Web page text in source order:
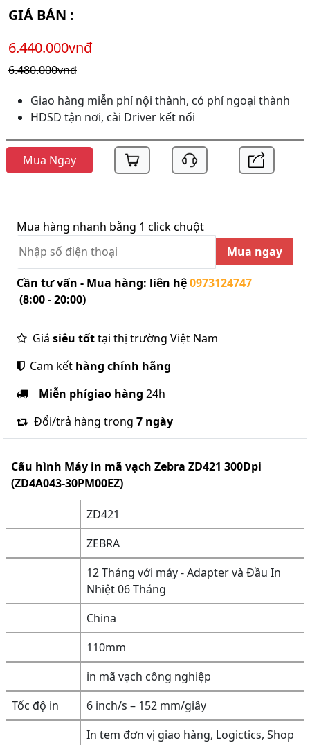
GIÁ BÁN :
6.440.000vnđ
6.480.000vnđ
Giao hàng miễn phí nội thành, có phí ngoại thành
HDSD tận nơi, cài Driver kết nối
Mua Ngay
Mua hàng nhanh bằng 1 click chuột
Mua ngay
Cần tư vấn - Mua hàng: liên hệ0973124747
(8:00 - 20:00)
Giá siêu tốttại thị trường Việt Nam
Cam kết hàng chính hãng
Miễn phígiao hàng 24h
Đổi/trả hàng trong 7 ngày
Cấu hình Máy in mã vạch Zebra ZD421 300Dpi
(ZD4A043-30PM00EZ)
ZD421
ZEBRA
12 Tháng với máy - Adapter và Đầu In
Nhiệt 06 Tháng
China
110mm
in mã vạch công nghiệp
Tốc độ in
6 inch/s – 152 mm/giây
In tem đơn vị giao hàng, Logictics, Shop